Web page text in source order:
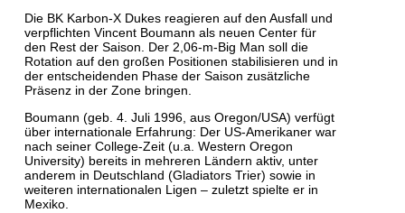
Die BK Karbon-X Dukes reagieren auf den Ausfall und
verpflichten Vincent Boumann als neuen Center für
den Rest der Saison. Der 2,06-m-Big Man soll die
Rotation auf den großen Positionen stabilisieren und in
der entscheidenden Phase der Saison zusätzliche
Präsenz in der Zone bringen.
Boumann (geb. 4. Juli 1996, aus Oregon/USA) verfügt
über internationale Erfahrung: Der US-Amerikaner war
nach seiner College-Zeit (u.a. Western Oregon
University) bereits in mehreren Ländern aktiv, unter
anderem in Deutschland (Gladiators Trier) sowie in
weiteren internationalen Ligen – zuletzt spielte er in
Mexiko.